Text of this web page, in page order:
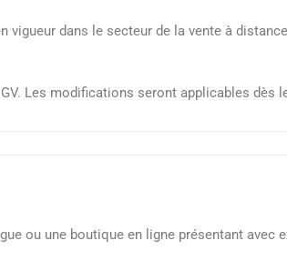
vigueur dans le secteur de la vente à
Les modifications seront applicables dès
ou une boutique en ligne présentant